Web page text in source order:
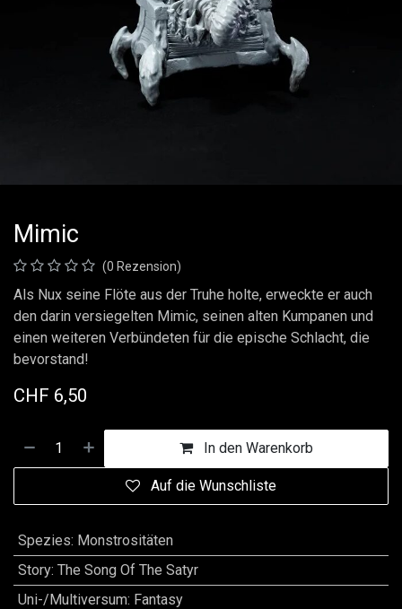
Mimic
(0 Rezension)
Als Nux seine Flöte aus der Truhe holte, erweckte er auch
den darin versiegelten Mimic, seinen alten Kumpanen und
einen weiteren Verbündeten für die epische Schlacht, die
bevorstand!
CHF 6,50
In den Warenkorb
Auf die Wunschliste
Spezies: Monstrositäten
Story: The Song Of The Satyr
Uni-/Multiversum: Fantasy